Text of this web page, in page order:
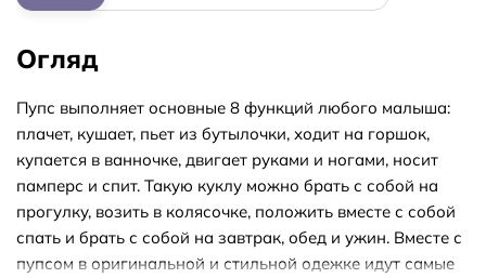
Огляд
Пупс выполняет основные 8 функций любого малыша:
плачет, кушает, пьет из бутылочки, ходит на горшок,
купается в ванночке, двигает руками и ногами, носит
памперс и спит. Такую куклу можно брать с собой на
прогулку, возить в колясочке, положить вместе с собой
спать и брать с собой на завтрак, обед и ужин. Вместе с
пупсом в оригинальной и стильной одежке идут самые